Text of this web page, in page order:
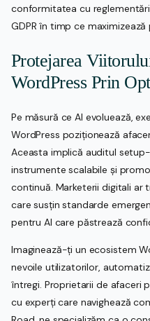
conformitatea cu
GDPR în timp ce maximizează
Protejarea
WordPress Prin
Pe măsură ce AI evoluează,
WordPress poziționează
Aceasta implică auditul
instrumente scalabile și
continuă. Marketerii digitali ar
care susțin standarde
pentru AI care păstrează
Imaginează-ți un ecosistem
nevoile utilizatorilor,
întregi. Proprietarii de afaceri
cu experți care navighează